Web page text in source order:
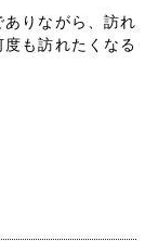
りながら、訪れ
も訪れたくなる